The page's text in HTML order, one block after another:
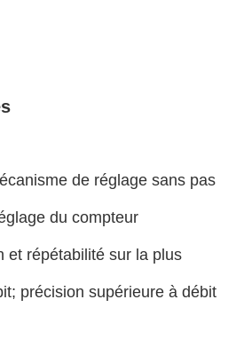
de réglage sans pas
du compteur
et répétabilité sur la plus
précision supérieure à débit